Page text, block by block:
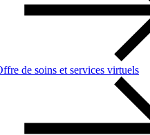
de soins et services virtuels